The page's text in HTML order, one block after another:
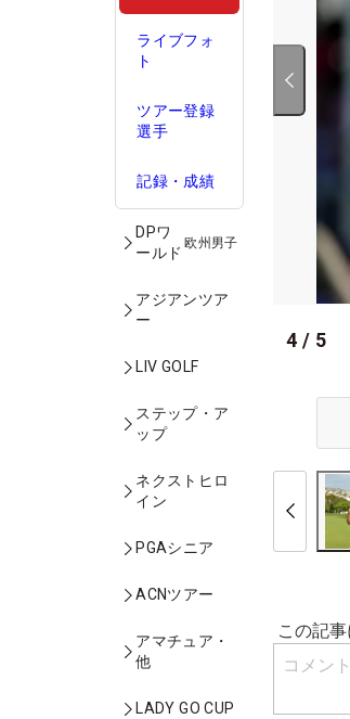
ライブフォ
ト
ツアー登録
選手
記録・成績
DPワ
ールド
欧州男子
アジアンツア
ー
LIV GOLF
ステップ・ア
ップ
ネクストヒロ
イン
PGAシニア
ACNツアー
アマチュア・
他
LADY GO CUP
4 / 5